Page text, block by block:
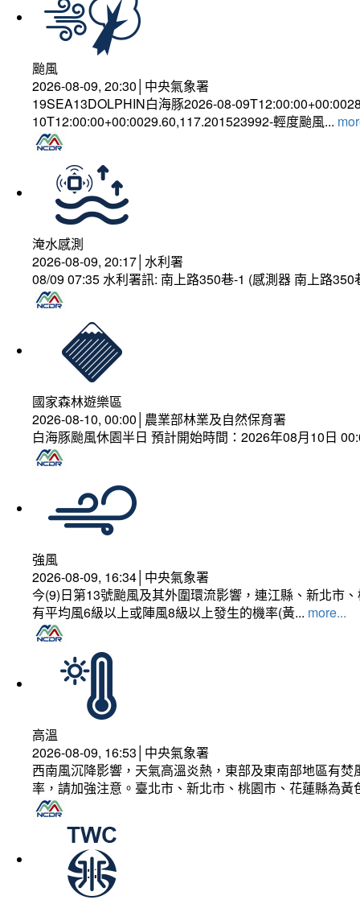
颱風
2026-08-09, 20:30│中央氣象署
19SEA13DOLPHIN白海豚2026-08-
10T12:00:00+00:0029.60,117.201523992-輕度颱風...
淹水感測
2026-08-09, 20:17│水利署
08/09 07:35 水利署訊: 南上路350巷-1 (感測器 南上路
國家森林遊樂區
2026-08-10, 00:00│農業部林業及自然保育署
白海豚颱風休園半日 預計開始時間：2026年08月10日
強風
2026-08-09, 16:34│中央氣象署
今(9)日第13號颱風及其外圍環流影響，連江縣、新北市
有平均風6級以上或陣風8級以上發生的機率(黃... more...
高溫
2026-08-09, 16:53│中央氣象署
西南風沉降影響，天氣高溫炎熱，東部及東南部地區有
率，請加強注意。臺北市、新北市、桃園市、花蓮縣為